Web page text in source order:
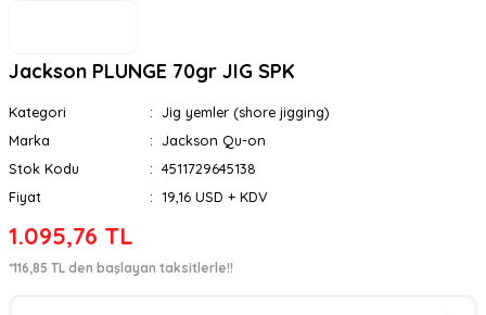
Jackson PLUNGE 70gr JIG SPK
Kategori
Jig yemler (shore jigging)
Marka
Jackson Qu-on
Stok Kodu
4511729645138
Fiyat
19,16 USD + KDV
1.095,76 TL
*116,85 TL den başlayan taksitlerle!!